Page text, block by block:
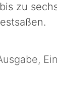
zu
,